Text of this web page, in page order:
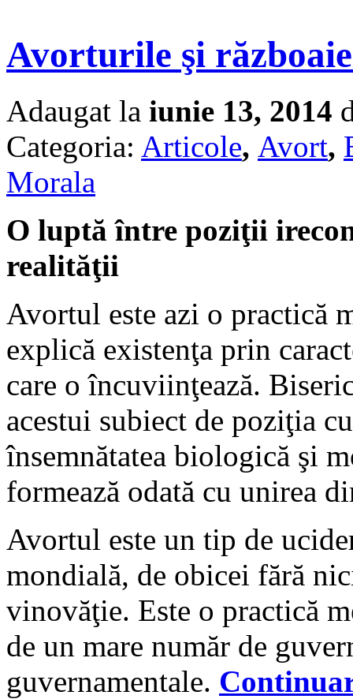
Avorturile şi
Adaugat la iunie 13, 2014
Categoria: Articole, Avort,
Morala
O luptă între poziţii
realităţii
Avortul este azi o practică
explică existenţa prin
care o încuviinţează.
acestui subiect de poziţia
însemnătatea biologică şi
formează odată cu unirea
Avortul este un tip de
mondială, de obicei fără
vinovăţie. Este o practică
de un mare număr de
guvernamentale.